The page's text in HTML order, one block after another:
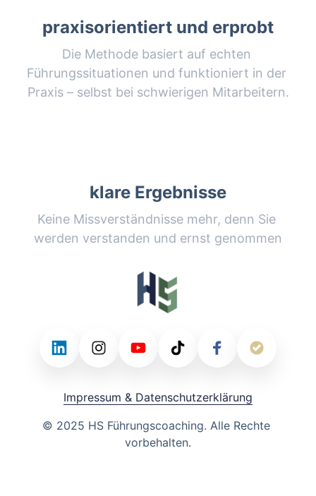
praxisorientiert und erprobt
Die Methode basiert auf echten
Führungssituationen und funktioniert in der
Praxis – selbst bei schwierigen Mitarbeitern.
klare Ergebnisse
Keine Missverständnisse mehr, denn Sie
werden verstanden und ernst genommen
Impressum & Datenschutzerklärung
© 2025 HS Führungscoaching. Alle
vorbehalten.